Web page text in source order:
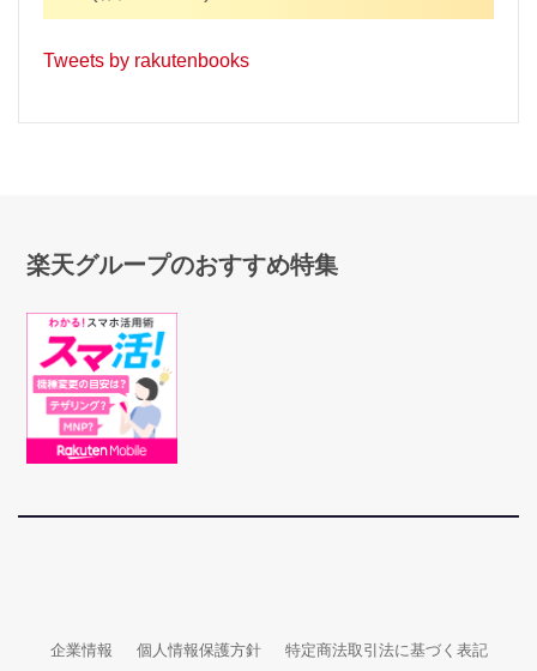
Tweets by rakutenbooks
楽天グループのおすすめ特集
企業情報 個人情報保護方針 特定商法取引法に基づく表記